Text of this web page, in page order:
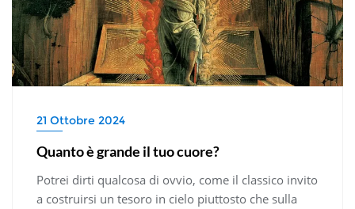
21 Ottobre 2024
Quanto è grande il tuo cuore?
Potrei dirti qualcosa di ovvio, come il classico invito
a costruirsi un tesoro in cielo piuttosto che sulla